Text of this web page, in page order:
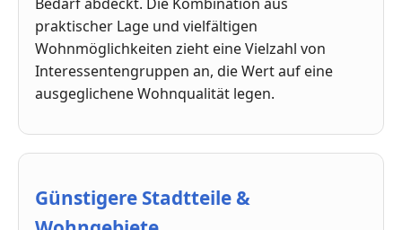
praktischer Lage und vielfältigen
Wohnmöglichkeiten zieht eine Vielzahl von
Interessentengruppen an, die Wert auf eine
ausgeglichene Wohnqualität legen.
Günstigere Stadtteile &